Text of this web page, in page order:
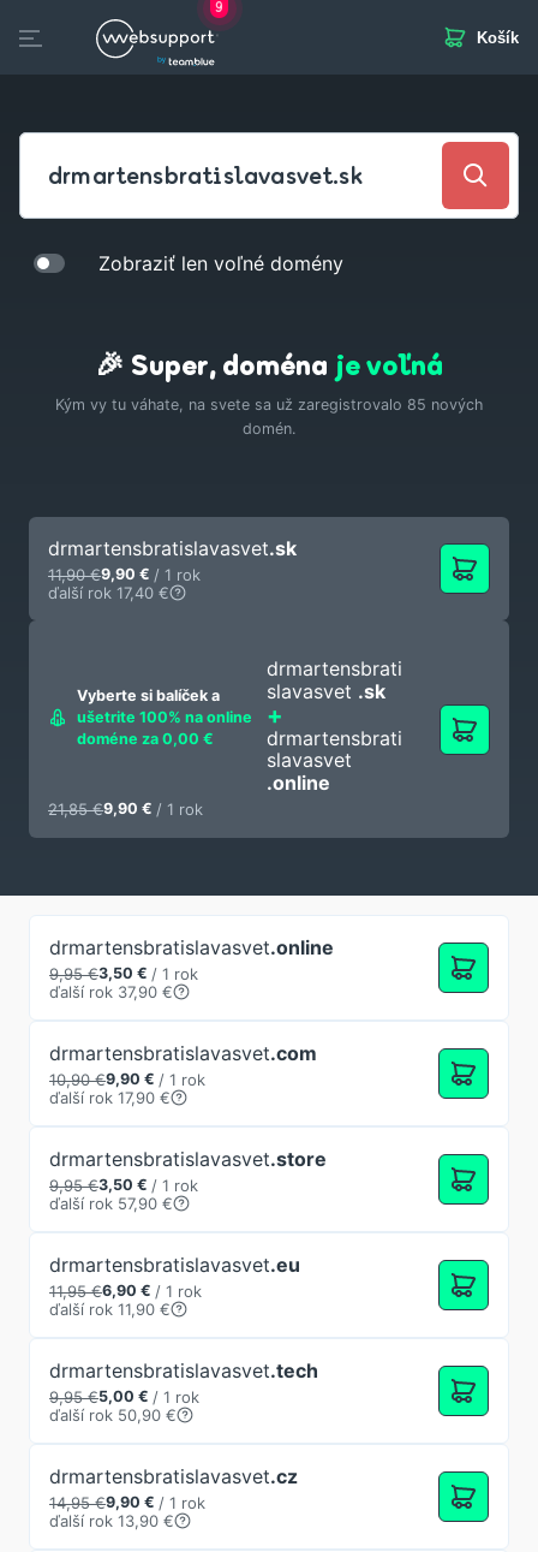
Skip
9
otvorených pozícií
Košík
Zobraziť len voľné domény
🎉 Super, doména je voľná
Kým vy tu váhate, na svete sa už zaregistrovalo 86 nových
domén.
drmartensbratislavasvet.sk
11,90 €9,90 € / 1 rok
ďalší rok 17,40 €
Vyberte si balíček a
ušetrite 100% na online
doméne za 0,00 €
drmartensbrati
slavasvet .sk
drmartensbrati
slavasvet
.online
21,85 €9,90 € / 1 rok
drmartensbratislavasvet.online
9,95 €3,50 € / 1 rok
ďalší rok 37,90 €
drmartensbratislavasvet.com
10,90 €9,90 € / 1 rok
ďalší rok 17,90 €
drmartensbratislavasvet.store
9,95 €3,50 € / 1 rok
ďalší rok 57,90 €
drmartensbratislavasvet.eu
11,95 €6,90 € / 1 rok
ďalší rok 11,90 €
drmartensbratislavasvet.tech
9,95 €5,00 € / 1 rok
ďalší rok 50,90 €
drmartensbratislavasvet.cz
14,95 €9,90 € / 1 rok
ďalší rok 13,90 €